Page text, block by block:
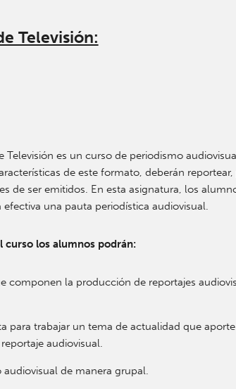
Televisión:
Televisión es un curso de periodismo
de este formato, deberán
de ser emitidos. En esta asignatura, los
una pauta periodística audiovisual.
curso los alumnos podrán:
componen la producción de reportajes
para trabajar un tema de actualidad que
audiovisual.
de manera grupal.